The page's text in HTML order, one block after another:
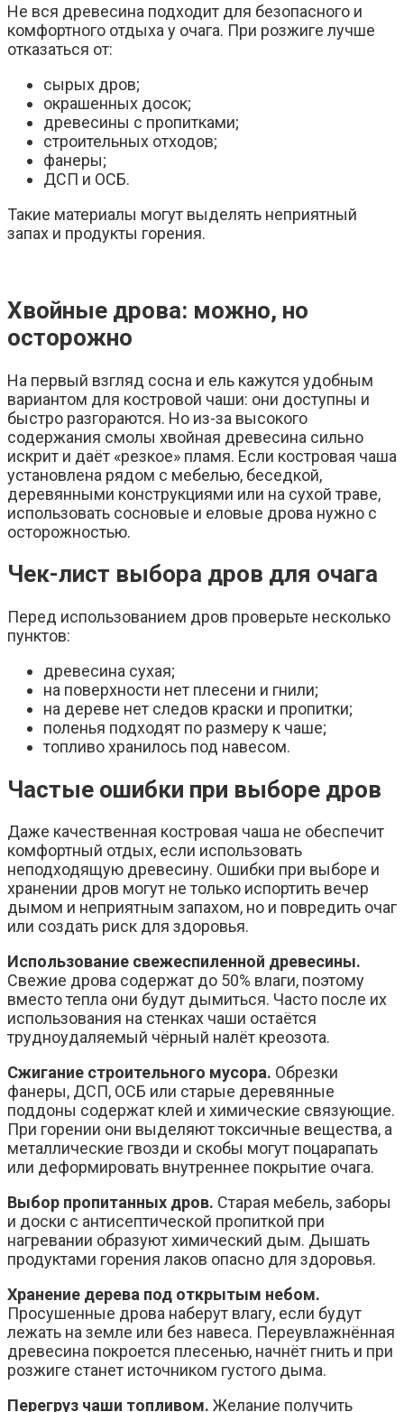
Не вся древесина подходит для безопасного и
комфортного отдыха у очага. При розжиге лучше
отказаться от:
сырых дров;
окрашенных досок;
древесины с пропитками;
строительных отходов;
фанеры;
ДСП и ОСБ.
Такие материалы могут выделять неприятный
запах и продукты горения.
Хвойные дрова: можно, но
осторожно
На первый взгляд сосна и ель кажутся удобным
вариантом для костровой чаши: они доступны и
быстро разгораются. Но из-за высокого
содержания смолы хвойная древесина сильно
искрит и даёт «резкое» пламя. Если костровая чаша
установлена рядом с мебелью, беседкой,
деревянными конструкциями или на сухой траве,
использовать сосновые и еловые дрова нужно с
осторожностью.
Чек-лист выбора дров для очага
Перед использованием дров проверьте несколько
пунктов:
древесина сухая;
на поверхности нет плесени и гнили;
на дереве нет следов краски и пропитки;
поленья подходят по размеру к чаше;
топливо хранилось под навесом.
Частые ошибки при выборе дров
Даже качественная костровая чаша не обеспечит
комфортный отдых, если использовать
неподходящую древесину. Ошибки при выборе и
хранении дров могут не только испортить вечер
дымом и неприятным запахом, но и повредить очаг
или создать риск для здоровья.
Использование свежеспиленной древесины.
Свежие дрова содержат до 50% влаги, поэтому
вместо тепла они будут дымиться. Часто после их
использования на стенках чаши остаётся
трудноудаляемый чёрный налёт креозота.
Сжигание строительного мусора. Обрезки
фанеры, ДСП, ОСБ или старые деревянные
поддоны содержат клей и химические связующие.
При горении они выделяют токсичные вещества, а
металлические гвозди и скобы могут поцарапать
или деформировать внутреннее покрытие очага.
Выбор пропитанных дров. Старая мебель, заборы
и доски с антисептической пропиткой при
нагревании образуют химический дым. Дышать
продуктами горения лаков опасно для здоровья.
Хранение дерева под открытым небом.
Просушенные дрова наберут влагу, если будут
лежать на земле или без навеса. Переувлажнённая
древесина покроется плесенью, начнёт гнить и при
розжиге станет источником густого дыма.
Перегруз чаши топливом. Желание получить